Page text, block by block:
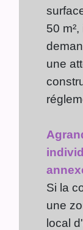
50
une
Si la
une
local